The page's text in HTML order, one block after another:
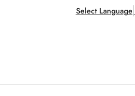
Select Language